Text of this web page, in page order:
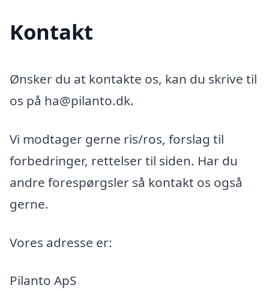
Kontakt
Ønsker du at kontakte os, kan du skrive til
os på ha@pilanto.dk.
Vi modtager gerne ris/ros, forslag til
forbedringer, rettelser til siden. Har du
andre forespørgsler så kontakt os også
gerne.
Vores adresse er:
Pilanto ApS